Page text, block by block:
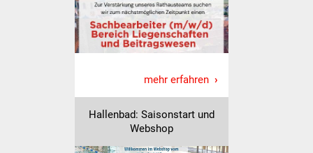
Stadtwerke
Suenergie
NETZMonitor
Ärzte und Apotheken
mehr erfahren
Hallenbad: Saisonstart und
Webshop